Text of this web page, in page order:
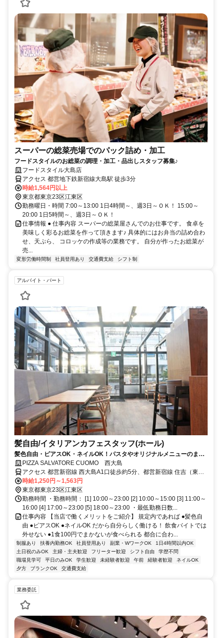
スーパーの総菜売場でのパック詰め・加工
フードスタイルのお総菜の調理・加工・品出しスタッフ募集♪
フードスタイル大島店
アクセス 都営地下鉄新宿線大島駅 徒歩3分
時給1,564円以上
東京都東京23区江東区
勤務曜日・時間 7:00～13:00 1日4時間～、週3日～ＯＫ！ 15:00～
20:00 1日5時間～、週3日～ＯＫ！
仕事情報 ● 仕事内容 スーパーの総菜屋さんでのお仕事です。 食卓を
美味しく彩るお総菜を作って頂きます♪ 具体的にはお弁当の詰め合わ
せ、天ぷら、 コロッケの作成等の業務です。 自分が作ったお総菜が
売...
変形労働時間制 社員登用あり 交通費支給 シフト制
アルバイト・パート
髪自由/イタリアンカフェスタッフ(ホール)
髪色自由・ピアスOK・ネイルOK！パスタやオリジナルメニューのまか
ない付き！
PIZZA SALVATORE CUOMO 西大島
アクセス 都営新宿線 西大島A1口徒歩約5分、都営新宿線 住吉（東京
都）A4口徒歩約6分、都営新宿線 大島（東京都）A1口徒歩約15分
時給1,250円～1,563円
東京都東京23区江東区
勤務時間 ・勤務時間： [1] 10:00～23:00 [2] 10:00～15:00 [3] 11:00～
16:00 [4] 17:00～23:00 [5] 18:00～23:00 ・最低勤務日数...
仕事内容 【当店で働くメリットをご紹介】 規定内であれば ●髪色自
由 ●ピアスOK ●ネイルOK だから自分らしく働ける！ 飲食バイトでは
外せない ●1食100円でまかないが食べられる 都合に合わ...
制服あり 扶養内勤務OK 社員登用あり 副業・WワークOK
1日4時間以内OK
土日祝のみOK
主婦・主夫歓迎 フリーター歓迎 シフト自由
学歴不問
職場見学可
平日のみOK 学生歓迎 未経験者歓迎 午前 経験者歓迎
ネイルOK
夕方
ブランクOK 交通費支給
業務委託